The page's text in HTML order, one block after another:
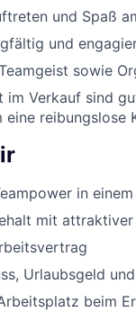
und Spaß
und
sowie
im Verkauf sind
reibungslose
in
mit
Urlaubsgeld
beim